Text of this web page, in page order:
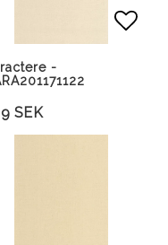
i favoritlistan
-
SEK